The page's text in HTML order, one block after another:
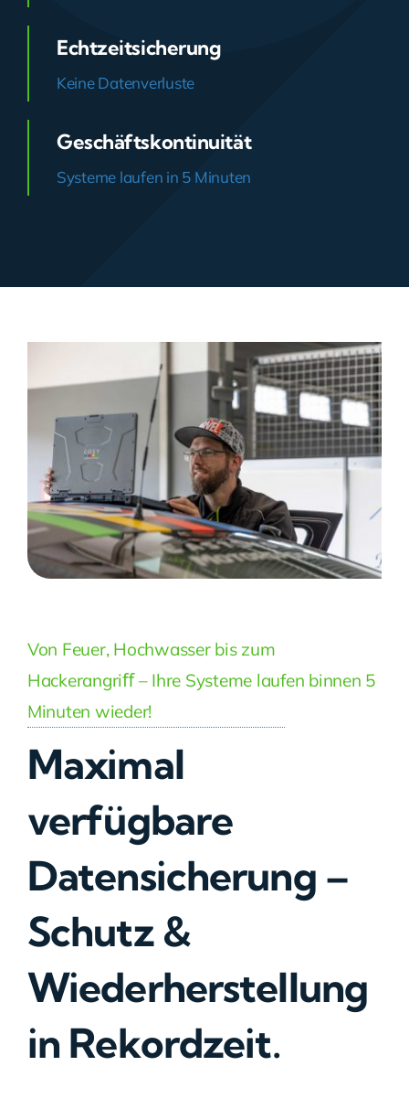
Echtzeitsicherung
Keine Datenverluste
Geschäftskontinuität
Systeme laufen in 5 Minuten
Von Feuer, Hochwasser bis zum
Hackerangriﬀ – Ihre Systeme laufen binnen 5
Minuten wieder!
Maximal
verfügbare
Datensicherung –
Schutz &
Wiederherstellung
in Rekordzeit.